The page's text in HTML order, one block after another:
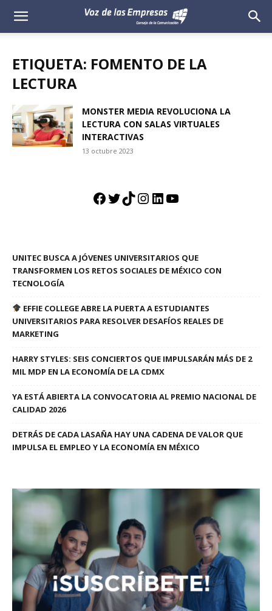
Voz
Empresas
ETIQUETA: FOMENTO DE LA
LECTURA
MONSTER MEDIA REVOLUCIONA LA
LECTURA CON SALAS VIRTUALES
INTERACTIVAS
13 octubre 2023
Facebook
Twitter
TikTok
Instagram
LinkedIn
YouTube
UNITEC BUSCA A JÓVENES UNIVERSITARIOS QUE
TRANSFORMEN LOS RETOS SOCIALES DE MÉXICO CON
TECNOLOGÍA
EFFIE COLLEGE ABRE LA PUERTA A ESTUDIANTES
UNIVERSITARIOS PARA RESOLVER DESAFÍOS REALES DE
MARKETING
HARRY STYLES: SEIS CONCIERTOS QUE IMPULSARÁN MÁS DE 2
MIL MDP EN LA ECONOMÍA DE LA CDMX
YA ESTÁ ABIERTA LA CONVOCATORIA AL PREMIO NACIONAL DE
CALIDAD 2026
DETRÁS DE CADA LASAÑA HAY UNA CADENA DE VALOR QUE
IMPULSA EL EMPLEO Y LA ECONOMÍA EN MÉXICO